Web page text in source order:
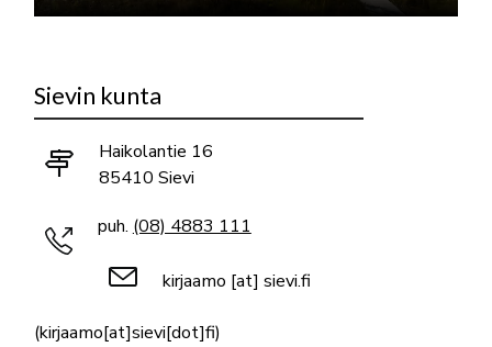
Sievin kunta
Haikolantie 16
85410 Sievi
puh.(08) 4883 111
kirjaamo [at] sievi.fi
(kirjaamo[at]sievi[dot]fi)